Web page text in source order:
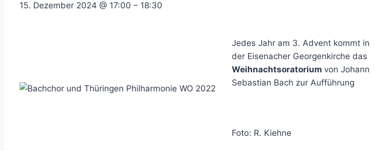
15. Dezember 2024 @ 17:00 – 18:30
Jedes Jahr am 3. Advent kommt in
der Eisenacher Georgenkirche das
Weihnachtsoratoriumvon Johann
Sebastian Bach zur Aufführung
Foto: R. Kiehne